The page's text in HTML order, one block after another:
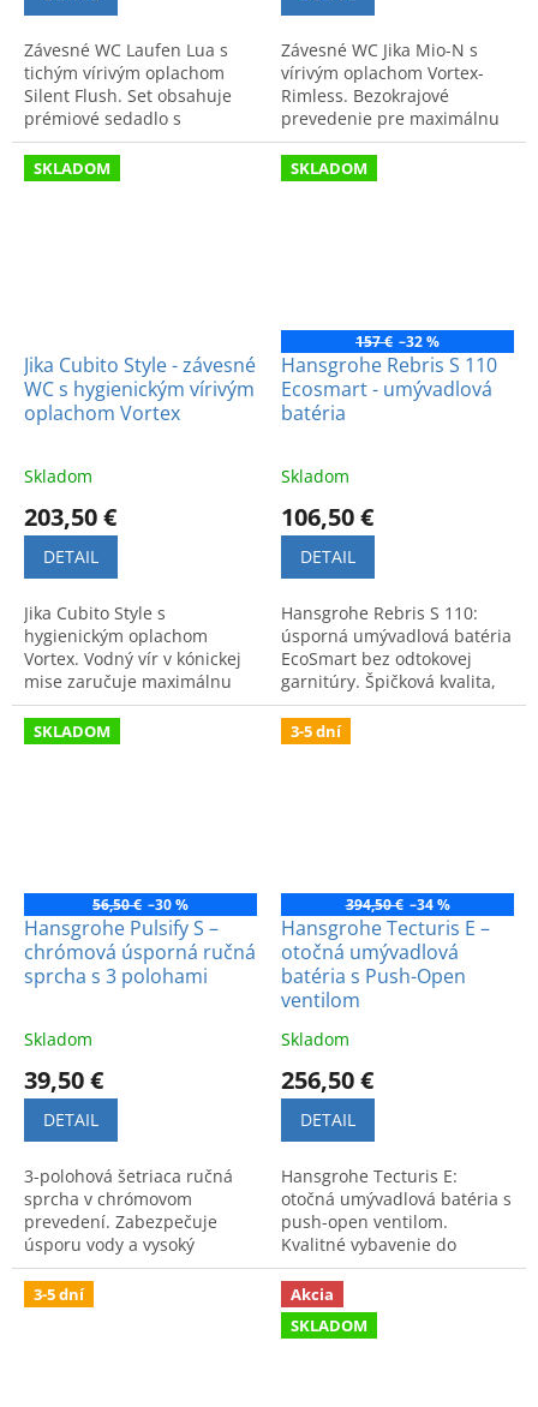
Závesné WC Laufen Lua s
tichým vírivým oplachom
Silent Flush. Set obsahuje
prémiové sedadlo s
plynulým spomaľovaním pre
maximálny komfort a čistotu.
Závesné WC Jika Mio-N s
vírivým oplachom Vortex-
Rimless. Bezokrajové
prevedenie pre maximálnu
hygienu, moderný dizajn a
jednoduchú údržbu.
SKLADOM
Jika Cubito Style - závesné
WC s hygienickým vírivým
oplachom Vortex
Skladom
203,50 €
DETAIL
Jika Cubito Style s
hygienickým oplachom
Vortex. Vodný vír v kónickej
mise zaručuje maximálnu
čistotu a efektivitu
splachovania. Vhodné pre
moderné kúpeľne.
SKLADOM
157 € –32 %
Hansgrohe Rebris S 110
Ecosmart - umývadlová
batéria
Skladom
106,50 €
DETAIL
Hansgrohe Rebris S 110:
úsporná umývadlová batéria
EcoSmart bez odtokovej
garnitúry. Špičková kvalita,
šetrí vodu a peniaze. Ideálna
pre modernú kúpeľňu.
SKLADOM
56,50 € –30 %
Hansgrohe Pulsify S –
chrómová úsporná ručná
sprcha s 3 polohami
Skladom
39,50 €
DETAIL
3-polohová šetriaca ručná
sprcha v chrómovom
prevedení. Zabezpečuje
úsporu vody a vysoký
komfort pri každodennom
sprchovaní. Elegantný a
funkčný dizajn.
3-5 dní
394,50 € –34 %
Hansgrohe Tecturis E –
otočná umývadlová
batéria s Push-Open
ventilom
Skladom
256,50 €
DETAIL
Hansgrohe Tecturis E:
otočná umývadlová batéria s
push-open ventilom.
Kvalitné vybavenie do
kúpeľne. Príďte si ju pozrieť
naživo do našej predajne.
3-5 dní
Akcia
SKLADOM